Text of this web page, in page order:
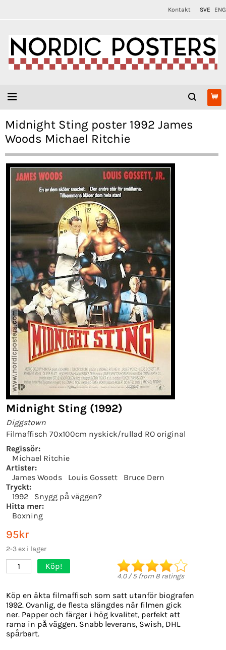
Kontakt SVE ENG
Midnight Sting poster 1992 James
Woods Michael Ritchie
Midnight Sting (1992)
Diggstown
Filmaffisch 70x100cm nyskick/rullad RO original
Regissör:
Michael Ritchie
Artister:
James Woods
Louis Gossett
Bruce Dern
Tryckt:
1992
Snygg på väggen?
Hitta mer:
Boxning
95kr
2-3 ex i lager
1 Köp!
4.0/5from 8 ratings
Köp en äkta filmaffisch som satt utanför biografen
1992. Ovanlig, de flesta slängdes när filmen gick
ner. Papper och färger i hög kvalitet, perfekt att
rama in på väggen. Snabb leverans, Swish, DHL
spårbart.